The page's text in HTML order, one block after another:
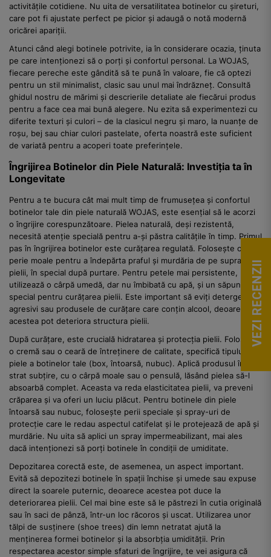
activitățile cotidiene. Nu uita de versatilitatea botinelor cu șireturi,
care pot fi ajustate perfect pe picior și adaugă o notă modernă
oricărei apariții.
Atunci când alegi botinele potrivite, ia în considerare ocazia, ținuta
pe care intenționezi să o porți și confortul personal. La WOJAS,
fiecare pereche este gândită să te pună în valoare, fie că optezi
pentru un stil minimalist, clasic sau unul mai îndrăzneț. Consultă
ghidul nostru de mărimi și descrierile detaliate ale fiecărui produs
pentru a face cea mai bună alegere. Nu ezita să experimentezi cu
diferite texturi și culori – de la clasicul negru și maro, la nuanțe de
roșu, bej sau chiar culori pastelate, oferta noastră este suficient
de variată pentru a acoperi toate preferințele.
Îngrijirea Botinelor din Piele Naturală: Investiția ta în
Longevitate
Pentru a te bucura cât mai mult timp de frumusețea și confortul
botinelor tale din piele naturală WOJAS, este esențial să le acorzi
o îngrijire corespunzătoare. Pielea naturală, deși rezistentă,
necesită atenție specială pentru a-și păstra calitățile în timp. Primul
pas în îngrijirea botinelor este curățarea regulată. Folosește o
perie moale pentru a îndepărta praful și murdăria de pe suprafața
pielii, în special după purtare. Pentru petele mai persistente,
utilizează o cârpă umedă, dar nu îmbibată cu apă, și un săpun
special pentru curățarea pielii. Este important să eviți detergenții
agresivi sau produsele de curățare care conțin alcool, deoarece
acestea pot deteriora structura pielii.
După curățare, este crucială hidratarea și protecția pielii. Folosește
o cremă sau o ceară de întreținere de calitate, specifică tipului de
piele a botinelor tale (box, întoarsă, nubuc). Aplică produsul în
strat subțire, cu o cârpă moale sau o pensulă, lăsând pielea să-l
absoarbă complet. Aceasta va reda elasticitatea pielii, va preveni
crăparea și va oferi un luciu plăcut. Pentru botinele din piele
întoarsă sau nubuc, folosește perii speciale și spray-uri de
protecție care le redau aspectul catifelat și le protejează de apă și
murdărie. Nu uita să aplici un spray impermeabilizant, mai ales
dacă intenționezi să porți botinele în condiții de umiditate.
Depozitarea corectă este, de asemenea, un aspect important.
Evită să depozitezi botinele în spații închise și umede sau expuse
direct la soarele puternic, deoarece acestea pot duce la
deteriorarea pielii. Cel mai bine este să le păstrezi în cutia originală
sau în saci de pânză, într-un loc răcoros și uscat. Utilizarea unor
tălpi de susținere (shoe trees) din lemn netratat ajută la
menținerea formei botinelor și la absorbția umidității. Prin
respectarea acestor simple sfaturi de îngrijire, te vei asigura că
VEZI RECENZII